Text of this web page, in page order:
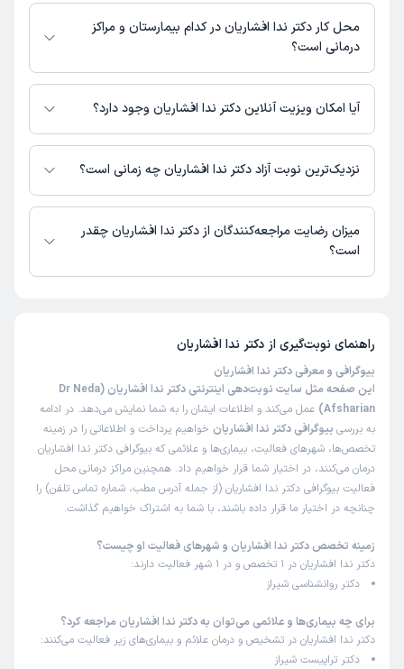
این پزشک را پیشنهاد میکنم
بسیار عالی
علت مراجعه: درمان اختلالات اضطرابی و استرس
(
1404/07/29
)
این پزشک را پیشنهاد میکنم
فیروزه
این پزشک را پیشنهاد میکنم
زمان انتظار:0-15 دقیقه
خانم دکتر تو کارشون بیست هستن عالیه تو زمینه مشاوره
کاربر دکترتو
این پزشک را پیشنهاد میکنم
زمان انتظار: 0-15 دقیقه
صفحه ثبت نشده است.
محل کار دکتر ندا افشاریان در کدام بیمارستان و مراکز
درمانی است؟
اطلاعاتی درباره محل فعالیت دکتر ندا افشاریان در مراکز درمانی در دسترس
نیست.
آیا امکان ویزیت آنلاین دکتر ندا افشاریان وجود دارد؟
در حال حاضر دکتر ندا افشاریان مشاوره پزشکی تلفنی فعال دارند.
نزدیک‌ترین نوبت آزاد دکتر ندا افشاریان چه زمانی است؟
دکتر ندا افشاریان از روز سه‌شنبه 20 مرداد 1405 بیمار جدید می‌پذیرند.
میزان رضایت مراجعه‌کنندگان از دکتر ندا افشاریان چقدر
است؟
راهنمای نوبت‌گیری از دکتر ندا افشاریان
بیوگرافی و معرفی دکتر ندا افشاریان
این صفحه مثل سایت نوبت‌دهی اینترنتی دکتر ندا افشاریان (Dr Neda
Afsharian) عمل می‌کند و اطلاعات ایشان را به شما نمایش می‌دهد. در ادامه
به بررسی بیوگرافی دکتر ندا افشاریان خواهیم پرداخت و اطلاعاتی را در زمینه
تخصص‌ها، شهرهای فعالیت، بیماری‌ها و علائمی که بیوگرافی دکتر ندا افشاریان
درمان می‌کنند، در اختیار شما قرار خواهیم داد. همچنین مراکز درمانی محل
فعالیت بیوگرافی دکتر ندا افشاریان (از جمله آدرس مطب، شماره تماس تلفن) را
چنانچه در اختیار ما قرار داده باشند، با شما به اشتراک خواهیم گذاشت.
زمینه تخصص دکتر ندا افشاریان و شهرهای فعالیت او چیست؟
دکتر ندا افشاریان در 1 تخصص و در 1 شهر فعالیت دارند:
دکتر روانشناسی شیراز
برای چه بیماری‌ها و علائمی می‌توان به دکتر ندا افشاریان مراجعه کرد؟
دکتر ندا افشاریان در تشخیص و درمان علائم و بیماری‌های زیر فعالیت می‌کنند:
دکتر تراپیست شیراز